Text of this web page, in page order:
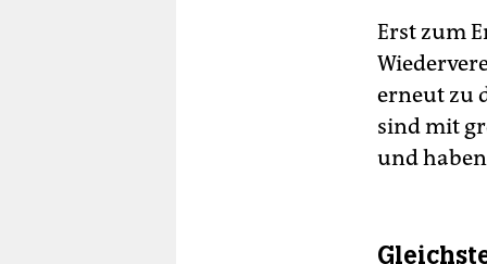
Erst zum
erneut zu
sind mit
und